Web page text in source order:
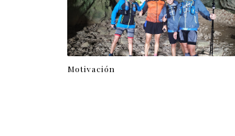
Motivación